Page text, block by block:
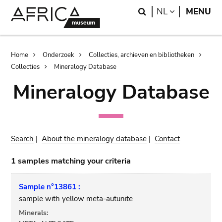
Search
NL LANGUAGE
MENU
Breadcrumb
Home Onderzoek
Collecties, archieven en bibliotheken
Collecties
Mineralogy Database
Mineralogy Database
Search |About the mineralogy database | Contact
1 samples matching your criteria
Sample n°13861 :
sample with yellow meta-autunite
Minerals: